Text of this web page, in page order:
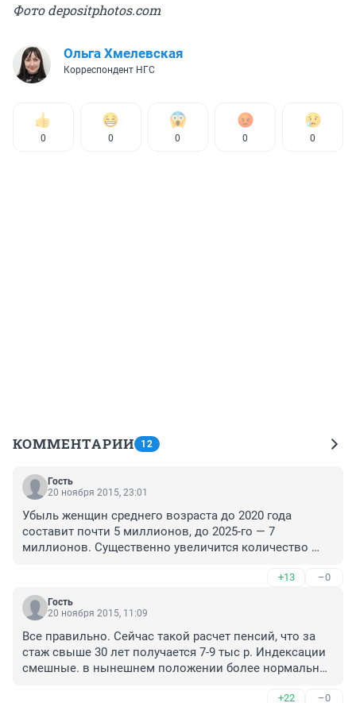
Фото depositphotos.com
Ольга Хмелевская
Корреспондент НГС
0 0 0 0 0
КОММЕНТАРИИ 12
Гость
20 ноября 2015, 23:01
Убыль женщин среднего возраста до 2020 года
составит почти 5 миллионов, до 2025-го — 7
миллионов. Существенно увеличится количество
Сейчас в такой возраст вступают поколения,
родившиеся в 1950-е годы. По сути, Россия
становится малолюдной страной стариков.
пенсионеров, в данном случае можно
отождествитьотносительно пенсионеров: "спасение
утопающих - дело рук самих утопающих. А вот
+13 –0
Гость
20 ноября 2015, 11:09
Все правильно. Сейчас такой расчет пенсий, что за
стаж свыше 30 лет получается 7-9 тыс р. Индексации
смешные. в нынешнем положении более нормально
такую статистику и дают), тк и пенсия была назначена
+22 –0